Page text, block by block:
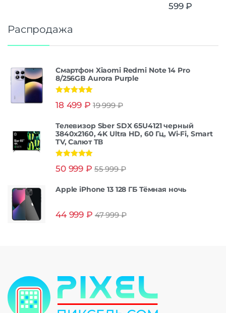
599₽
Распродажа
Смартфон Xiaomi Redmi Note 14 Pro
8/256GB Aurora Purple
из 5
18 499 ₽ 19 999₽
Телевизор Sber SDX 65U4121 черный
3840x2160, 4K Ultra HD, 60 Гц, Wi-Fi, Smart
TV, Салют ТВ
из 5
50 999 ₽ 55 999₽
Apple iPhone 13 128 ГБ Тёмная ночь
44 999 ₽ 47 999₽